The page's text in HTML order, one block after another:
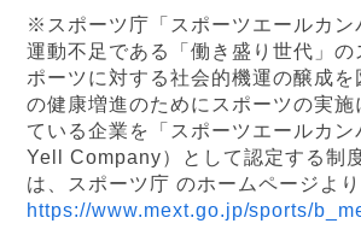
※スポーツ庁「スポーツエールカン
運動不足である「働き盛り世代」
ポーツに対する社会的機運の醸成
の健康増進のためにスポーツの実
ている企業を「スポーツエールカ
Yell Company）として認定する制
は、スポーツ庁 のホームページより
https://www.mext.go.jp/sports/